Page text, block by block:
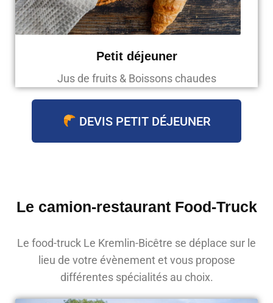
Petit déjeuner
Jus de fruits & Boissons chaudes
DEVIS PETIT DÉJEUNER
Le camion-restaurant Food-Truck
Le food-truck Le Kremlin-Bicêtre se déplace sur le
lieu de votre évènement et vous propose
différentes spécialités au choix.